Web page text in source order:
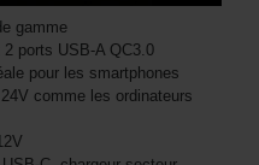
gamme
ports USB-A QC3.0
pour les smartphones
comme les ordinateurs